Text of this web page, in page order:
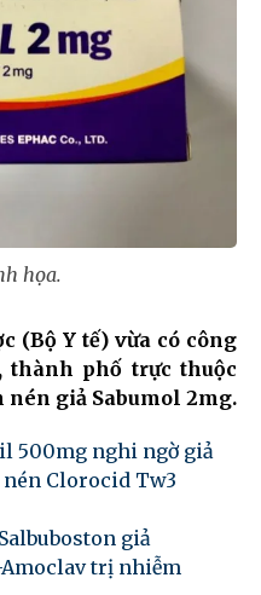
họa.
(Bộ Y tế) vừa có công
thành phố trực thuộc
giả Sabumol 2mg.
500mg nghi ngờ giả
Clorocid Tw3
giả
trị nhiễm